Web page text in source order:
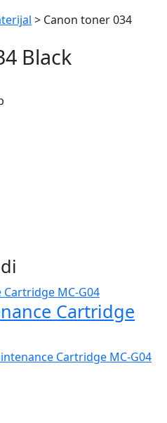
> Canon toner 034
Black
Cartridge
Cartridge MC-G04